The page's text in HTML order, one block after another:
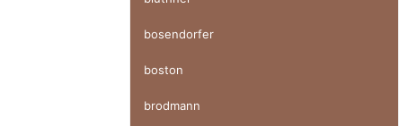
bosendorfer
boston
brodmann